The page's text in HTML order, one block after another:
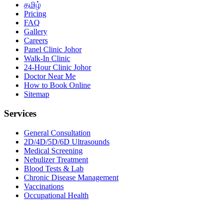
தமிழ்
Pricing
FAQ
Gallery
Careers
Panel Clinic Johor
Walk-In Clinic
24-Hour Clinic Johor
Doctor Near Me
How to Book Online
Sitemap
Services
General Consultation
2D/4D/5D/6D Ultrasounds
Medical Screening
Nebulizer Treatment
Blood Tests & Lab
Chronic Disease Management
Vaccinations
Occupational Health